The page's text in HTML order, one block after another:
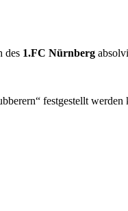
des 1.FC Nürnberg
festgestellt werden